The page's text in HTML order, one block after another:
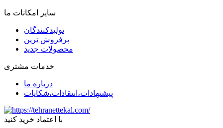
سایر امکانات ما
تولیدکنندگان
پرفروش ترین
محصولات جدید
خدمات مشتری
درباره ما
پیشنهادات،انتقادات،شکایات
با اعتماد خرید کنید